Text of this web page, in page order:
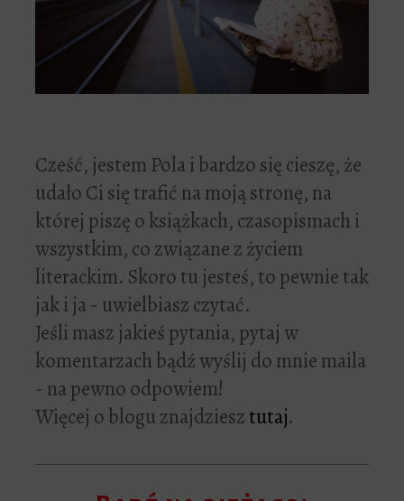
Cześć, jestem Pola i bardzo się cieszę, że
udało Ci się trafić na moją stronę, na
której piszę o książkach, czasopismach i
wszystkim, co związane z życiem
literackim. Skoro tu jesteś, to pewnie tak
jak i ja - uwielbiasz czytać.
Jeśli masz jakieś pytania, pytaj w
komentarzach bądź wyślij do mnie maila
- na pewno odpowiem!
Więcej o blogu znajdziesztutaj.